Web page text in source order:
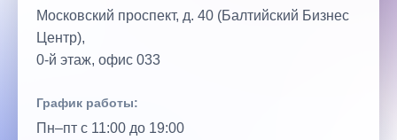
Московский проспект, д. 40 (Балтийский Бизнес
Центр),
0‑й этаж, офис 033
График работы:
Пн–пт с 11:00 до 19:00